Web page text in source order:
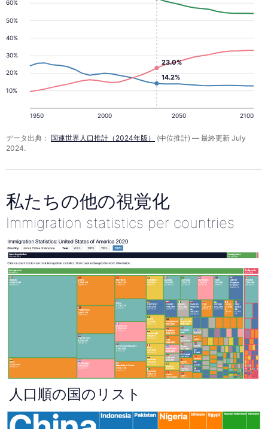
10%
20%
30%
40%
50%
60%
1950 2000 2050 2100
14.2%
23.0%
データ出典： 国連世界人口推計（2024年版）
(中位推計) — 最終更新 July
2024.
私たちの他の視覚化
Immigration statistics per countries
人口順の国のリスト